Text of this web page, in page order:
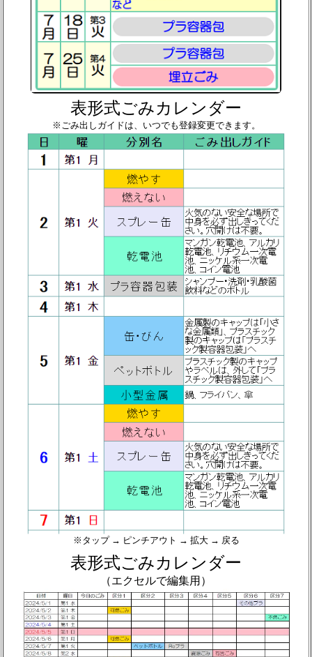
表形式ごみカレンダー
※ごみ出しガイドは、いつでも登録変更できます。
※タップ → ピンチアウト → 拡大 → 戻る
表形式ごみカレンダー
（エクセルで編集用）